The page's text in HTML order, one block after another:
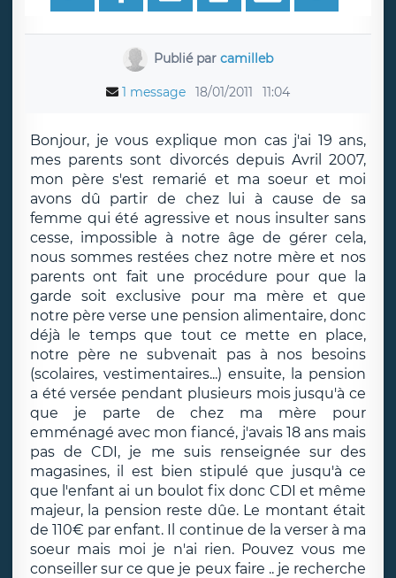
Publié parcamilleb
1 message 18/01/2011 11:04
Bonjour, je vous explique mon cas j'ai 19 ans,
mes parents sont divorcés depuis Avril 2007,
mon père s'est remarié et ma soeur et moi
avons dû partir de chez lui à cause de sa
femme qui été agressive et nous insulter sans
cesse, impossible à notre âge de gérer cela,
nous sommes restées chez notre mère et nos
parents ont fait une procédure pour que la
garde soit exclusive pour ma mère et que
notre père verse une pension alimentaire, donc
déjà le temps que tout ce mette en place,
notre père ne subvenait pas à nos besoins
(scolaires, vestimentaires...) ensuite, la pension
a été versée pendant plusieurs mois jusqu'à ce
que je parte de chez ma mère pour
emménagé avec mon fiancé, j'avais 18 ans mais
pas de CDI, je me suis renseignée sur des
magasines, il est bien stipulé que jusqu'à ce
que l'enfant ai un boulot fix donc CDI et même
majeur, la pension reste dûe. Le montant était
de 110€ par enfant. Il continue de la verser à ma
soeur mais moi je n'ai rien. Pouvez vous me
conseiller sur ce que je peux faire .. je recherche